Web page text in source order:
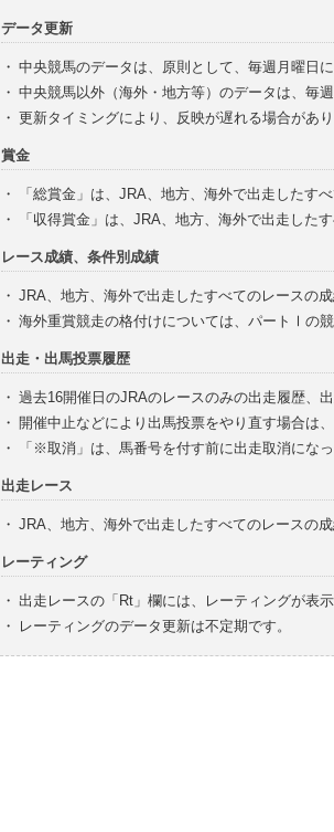
データ更新
・ 中央競馬のデータは、原則として、毎週月曜日
・ 中央競馬以外（海外・地方等）のデータは、毎
・ 更新タイミングにより、反映が遅れる場合があ
賞金
・
「総賞金」は、JRA、地方、海外で出走したす
・
「収得賞金」は、JRA、地方、海外で出走した
レース成績、条件別成績
・ JRA、地方、海外で出走したすべてのレースの
・ 海外重賞競走の格付けについては、パートⅠの
出走・出馬投票履歴
・ 過去16開催日のJRAのレースのみの出走履歴、
・ 開催中止などにより出馬投票をやり直す場合は
・
「※取消」は、馬番号を付す前に出走取消にな
出走レース
・ JRA、地方、海外で出走したすべてのレースの
レーティング
・ 出走レースの「Rt」欄には、レーティングが表
・
レーティングのデータ更新は不定期です。